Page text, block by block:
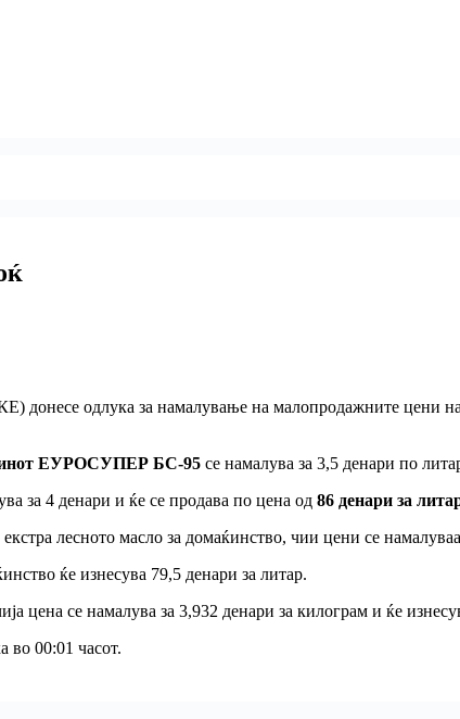
донесе одлука за намалување на малопродажните цени
ЕУРОСУПЕР БС-95 се намалува за 3,5 денари по
за 4 денари и ќе се продава по цена од 86 денари за
лесното масло за домаќинство, чии цени се
ќе изнесува 79,5 денари за литар.
цена се намалува за 3,932 денари за килограм и ќе
во 00:01 часот.